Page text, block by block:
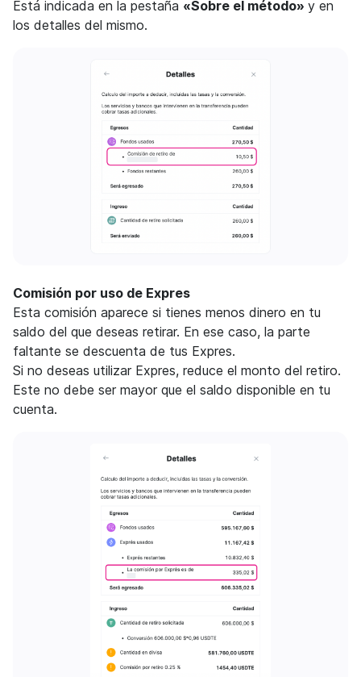
Está indicada en la pestaña «Sobre el método» y en
los detalles del mismo.
Comisión por uso de Expres
Esta comisión aparece si tienes menos dinero en tu
saldo del que deseas retirar. En ese caso, la parte
faltante se descuenta de tus Expres.
Si no deseas utilizar Expres, reduce el monto del retiro.
Este no debe ser mayor que el saldo disponible en tu
cuenta.